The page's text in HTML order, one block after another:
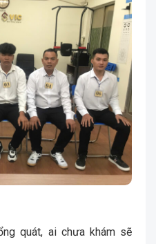
quát, ai chưa khám sẽ